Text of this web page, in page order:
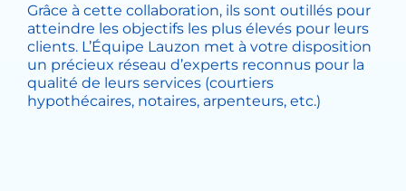
Grâce à cette collaboration, ils sont outillés pour
atteindre les objectifs les plus élevés pour leurs
clients. L’Équipe Lauzon met à votre disposition
un précieux réseau d’experts reconnus pour la
qualité de leurs services (courtiers
hypothécaires, notaires, arpenteurs, etc.)